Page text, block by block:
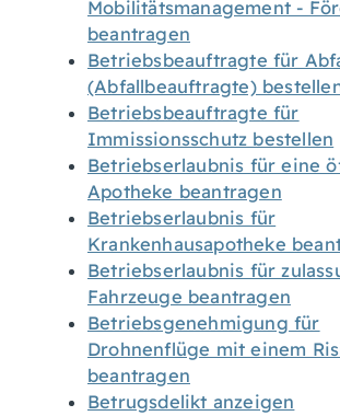
Mobilitätsmanagement -
beantragen
Betriebsbeauftragte für
(Abfallbeauftragte)
Betriebsbeauftragte für
Immissionsschutz bestellen
Betriebserlaubnis für eine
Apotheke beantragen
Betriebserlaubnis für
Krankenhausapotheke
Betriebserlaubnis für
Fahrzeuge beantragen
Betriebsgenehmigung für
Drohnenflüge mit einem
beantragen
Betrugsdelikt anzeigen